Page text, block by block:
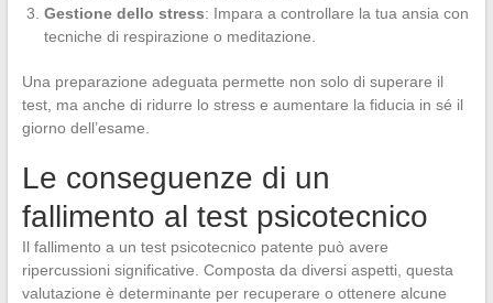
Gestione dello stress: Impara a controllare la tua ansia con
tecniche di respirazione o meditazione.
Una preparazione adeguata permette non solo di superare il
test, ma anche di ridurre lo stress e aumentare la fiducia in sé il
giorno dell’esame.
Le conseguenze di un
fallimento al test psicotecnico
Il fallimento a un test psicotecnico patente può avere
ripercussioni significative. Composta da diversi aspetti, questa
valutazione è determinante per recuperare o ottenere alcune